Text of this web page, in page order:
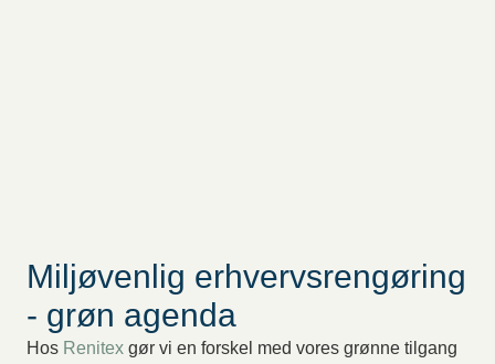
Miljøvenlig erhvervsrengøring
- grøn agenda
Hos Renitex gør vi en forskel med vores grønne tilgang